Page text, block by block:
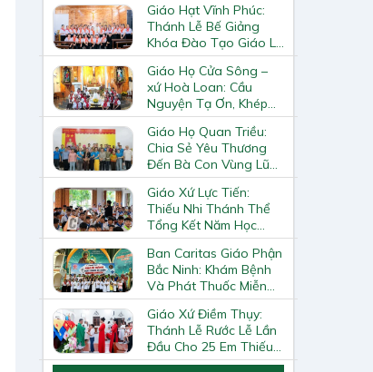
Giáo Hạt Vĩnh Phúc:
Thánh Lễ Bế Giảng
Khóa Đào Tạo Giáo Lý
Viên – Huynh Trưởng
Cấp II
Giáo Họ Cửa Sông –
xứ Hoà Loan: Cầu
Nguyện Tạ Ơn, Khép
Lại Khóa Huấn Luyện
Giáo Lý Viên Cấp II
Giáo Họ Quan Triều:
Chia Sẻ Yêu Thương
Đến Bà Con Vùng Lũ
Lai Châu
Giáo Xứ Lực Tiến:
Thiếu Nhi Thánh Thể
Tổng Kết Năm Học
Giáo Lý
Ban Caritas Giáo Phận
Bắc Ninh: Khám Bệnh
Và Phát Thuốc Miễn
Phí Tại Giáo Xứ Đồng
Chương
Giáo Xứ Điềm Thụy:
Thánh Lễ Rước Lễ Lần
Đầu Cho 25 Em Thiếu
Nhi